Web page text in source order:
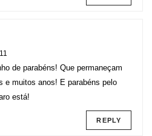
de parabéns! Que permaneçam
e muitos anos! E parabéns pelo
está!
REPLY